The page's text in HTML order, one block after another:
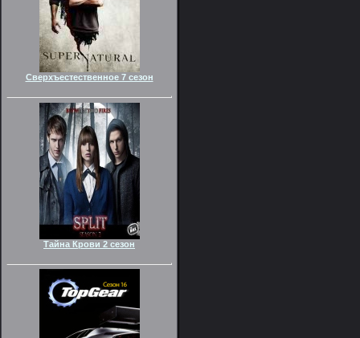
Сверхъестественное 7 сезон
Тайна Крови 2 сезон